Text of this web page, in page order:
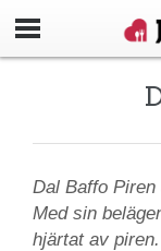
Dal Baffo
Med sin
hjärtat av